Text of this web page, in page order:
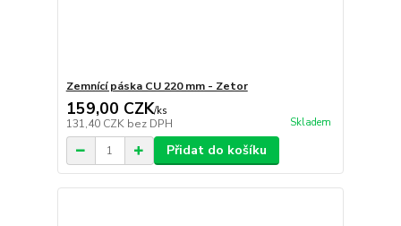
Zemnící páska CU 220 mm - Zetor
159,00 CZK/ks
131,40 CZK bez DPH Skladem
Přidat do košíku